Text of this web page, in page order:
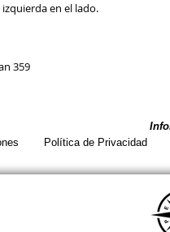
en el lado.
359
Política de Privacidad